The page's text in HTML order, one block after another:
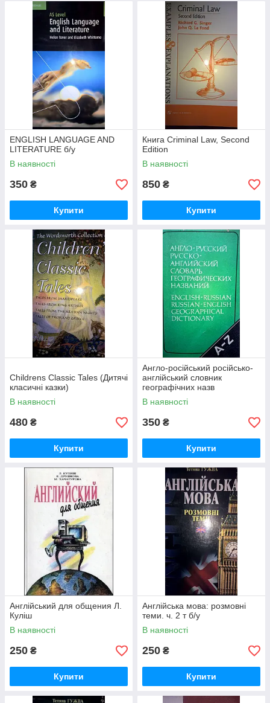
ENGLISH LANGUAGE AND
LITERATURE б/у
В наявності
350 ₴
Купити
Книга Criminal Law, Second
Edition
В наявності
850 ₴
Купити
Childrens Classic Tales (Дитячі
класичні казки)
В наявності
480 ₴
Купити
Англо-російський російсько-
англійський словник
географічних назв
В наявності
350 ₴
Купити
Англійський для общения Л.
Куліш
В наявності
250 ₴
Купити
Англійська мова: розмовні
теми. ч. 2 т б/у
В наявності
250 ₴
Купити